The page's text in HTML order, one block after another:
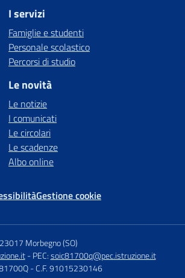
I servizi
Famiglie e studenti
Personale scolastico
Percorsi di studio
Le novità
Le notizie
I comunicati
Le circolari
Le scadenze
Albo online
Gestione cookie
23017 Morbegno (SO)
- PEC:soic81700q@pec.istruzione.it
- C.F. 91015230146